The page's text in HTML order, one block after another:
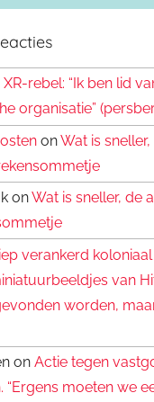
XR-rebel: “Ik ben lid
organisatie”
onWat is
onWat is sneller, de
verankerd
van
worden,
on Actie tegen
“Ergens moeten we